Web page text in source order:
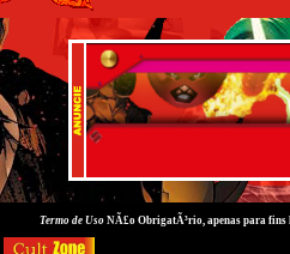
Termo de UsoNÃ£o ObrigatÃ³rio, apenas para